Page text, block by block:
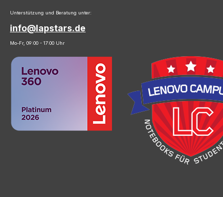
Unterstützung und Beratung unter:
info@lapstars.de
Mo-Fr, 09:00 - 17:00 Uhr